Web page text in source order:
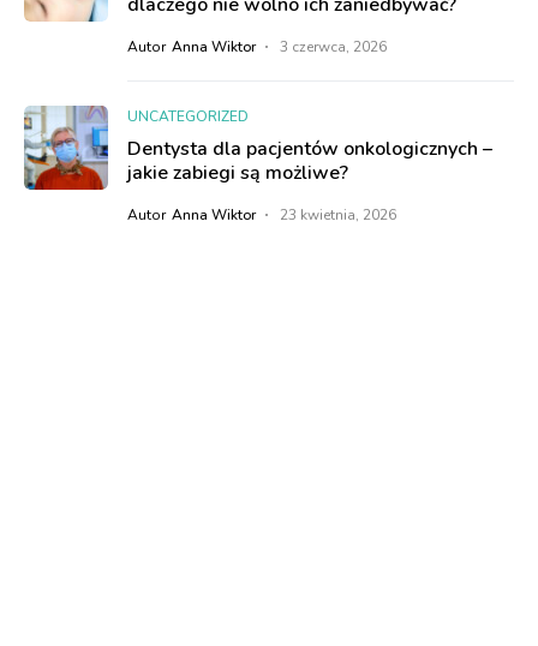
Autor Anna Wiktor 3 czerwca, 2026
UNCATEGORIZED
Dentysta dla pacjentów onkologicznych –
jakie zabiegi są możliwe?
Autor Anna Wiktor 23 kwietnia, 2026